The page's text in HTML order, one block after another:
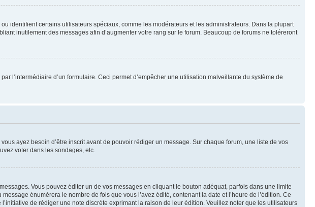
identifient certains utilisateurs spéciaux, comme les modérateurs et les administrateurs. Dans la plupart
inutilement des messages afin d’augmenter votre rang sur le forum. Beaucoup de forums ne toléreront
l’intermédiaire d’un formulaire. Ceci permet d’empêcher une utilisation malveillante du système de
ayez besoin d’être inscrit avant de pouvoir rédiger un message. Sur chaque forum, une liste de vos
voter dans les sondages, etc.
Vous pouvez éditer un de vos messages en cliquant le bouton adéquat, parfois dans une limite
énumèrera le nombre de fois que vous l’avez édité, contenant la date et l’heure de l’édition. Ce
de rédiger une note discrète exprimant la raison de leur édition. Veuillez noter que les utilisateurs